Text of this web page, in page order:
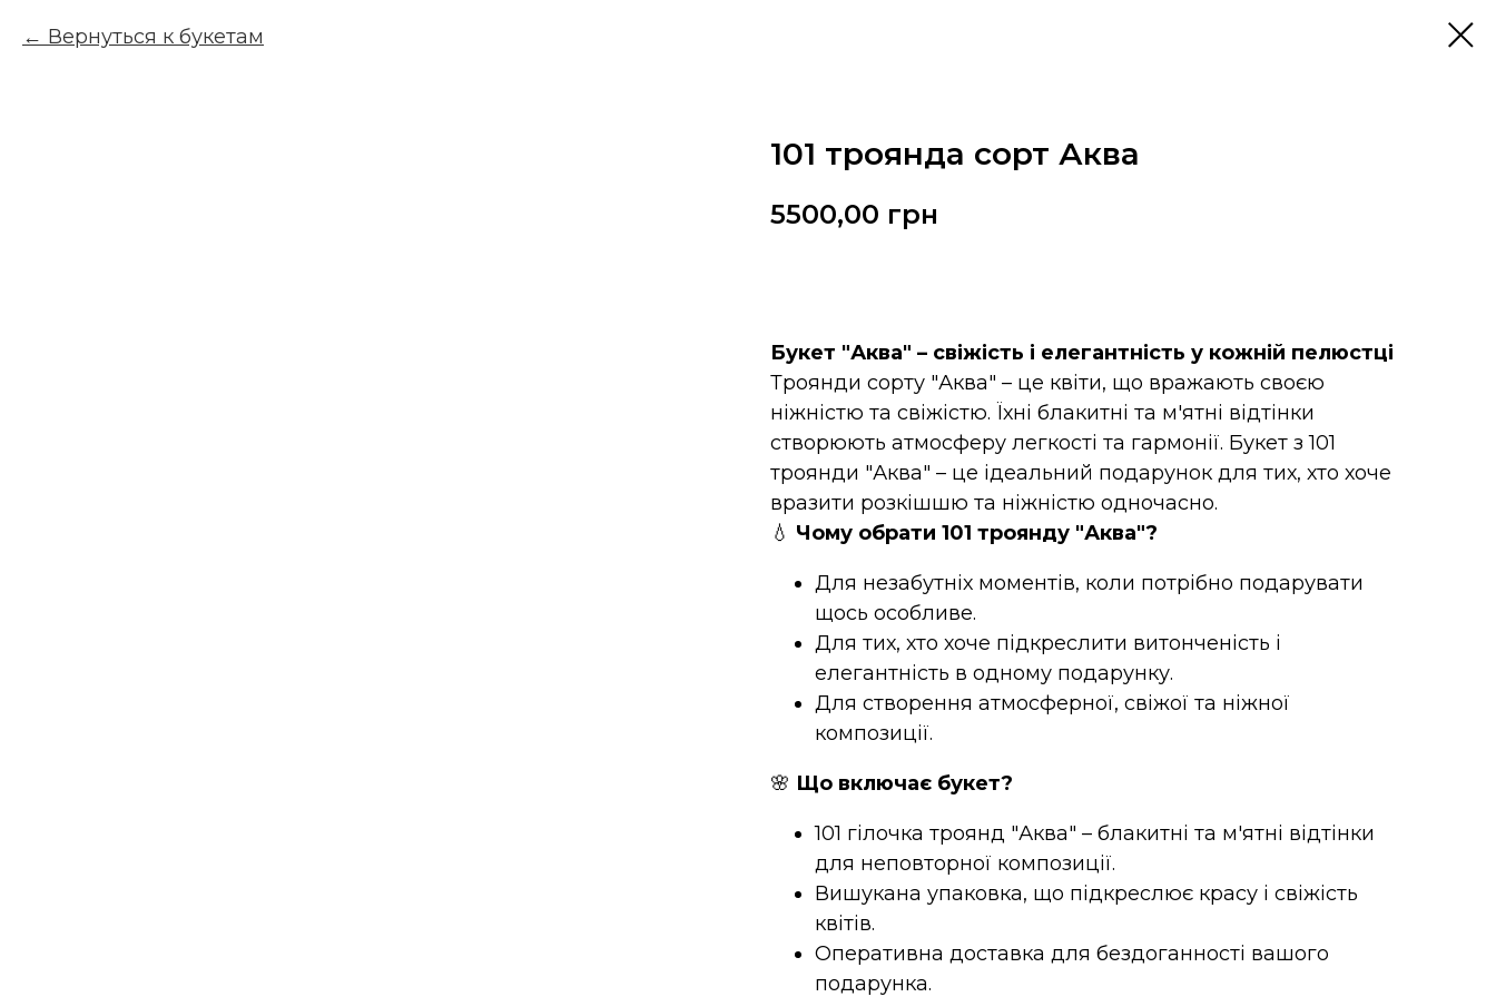
Вернуться к букетам
101 троянда сорт Аква
5500,00 грн
Букет "Аква" – свіжість і елегантність у кожній пелюстці
Троянди сорту "Аква" – це квіти, що вражають своєю
ніжністю та свіжістю. Їхні блакитні та м'ятні відтінки
створюють атмосферу легкості та гармонії. Букет з 101
троянди "Аква" – це ідеальний подарунок для тих, хто хоче
вразити розкішшю та ніжністю одночасно.
💧 Чому обрати 101 троянду "Аква"?
Для незабутніх моментів, коли потрібно подарувати
щось особливе.
Для тих, хто хоче підкреслити витонченість і
елегантність в одному подарунку.
Для створення атмосферної, свіжої та ніжної
композиції.
🌸 Що включає букет?
101 гілочка троянд "Аква" – блакитні та м'ятні відтінки
для неповторної композиції.
Вишукана упаковка, що підкреслює красу і свіжість
квітів.
Оперативна доставка для бездоганності вашого
подарунка.